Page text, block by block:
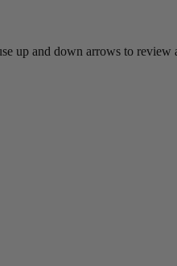
up and down arrows to